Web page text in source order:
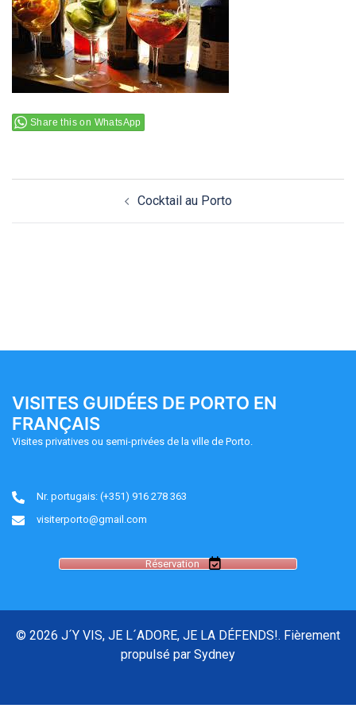
Share this on WhatsApp
Cocktail au Porto
VISITES GUIDÉES DE PORTO EN
FRANÇAIS
Visites privatives ou semi-privées de la ville de Porto.
Nr. portugais: (+351) 916 278 363
visiterporto@gmail.com
Réservation
© 2026 J´Y VIS, JE L´ADORE, JE LA DÉFENDS!. Fièrement
propulsé par Sydney